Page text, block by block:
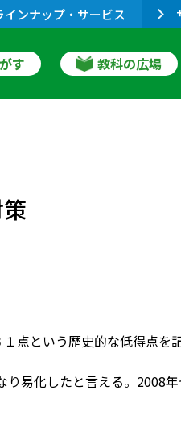
インナップ・サービス
す 教科の広場
点という歴史的な低得点
易化したと言える。2008